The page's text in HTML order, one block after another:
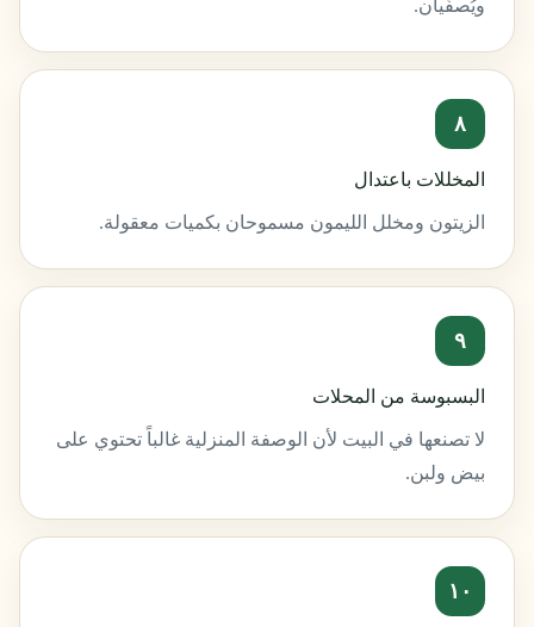
ويُصفّيان.
٨
المخللات باعتدال
الزيتون ومخلل الليمون مسموحان بكميات معقولة.
٩
البسبوسة من المحلات
لا تصنعها في البيت لأن الوصفة المنزلية غالباً تحتوي على
بيض ولبن.
١٠